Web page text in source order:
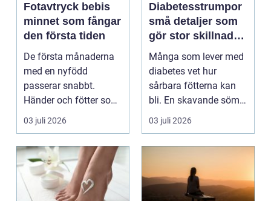
Fotavtryck bebis
minnet som fångar
den första tiden
De första månaderna
med en nyfödd
passerar snabbt.
Händer och fötter som
är mindre än någon
kunnat f...
03 juli 2026
Diabetesstrumpor
små detaljer som
gör stor skillnad
för känsliga fötter
Många som lever med
diabetes vet hur
sårbara fötterna kan
bli. En skavande söm,
en hård resår eller ...
03 juli 2026